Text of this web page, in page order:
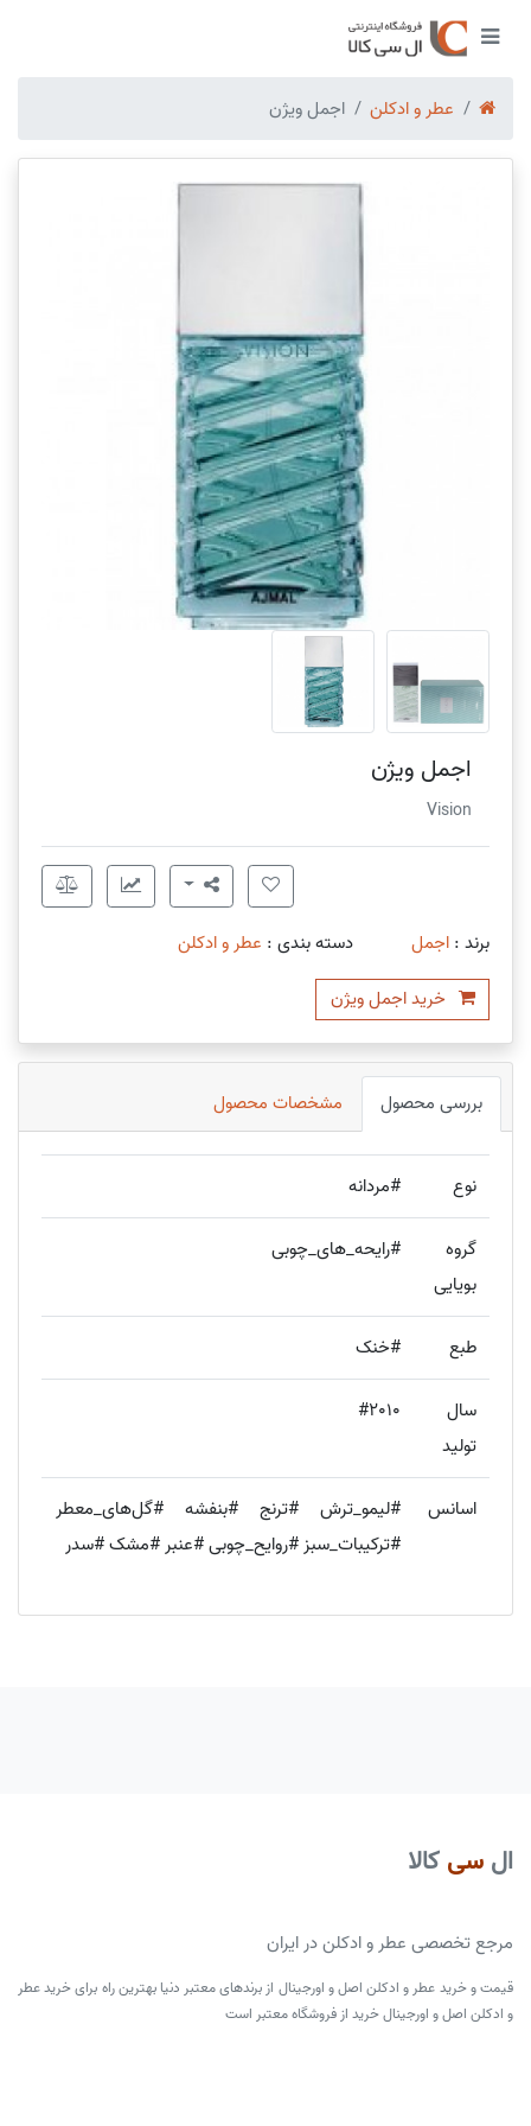
عطر و ادکلن اجمل ویژن
اجمل ویژن
Vision
برند : اجمل دسته بندی : عطر و ادکلن
خرید اجمل ویژن
بررسی محصول مشخصات محصول
نوع #مردانه
گروه
بویایی
#رایحه_های_چوبی
طبع #خنک
سال
تولید
#2010
اسانس
#لیمو_ترش #ترنج #بنفشه #گل‌های_معطر
#ترکیبات_سبز #روایح_چوبی #عنبر #مشک #سدر
ال سی کالا
مرجع تخصصی عطر و ادکلن در ایران
قیمت و خرید عطر و ادکلن اصل و اورجینال از برندهای معتبر دنیا بهترین راه برای خرید عطر
و ادکلن اصل و اورجینال خرید از فروشگاه معتبر است